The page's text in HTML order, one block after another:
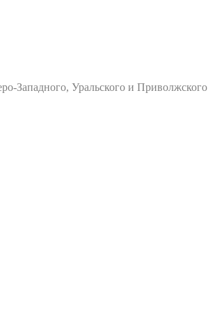
Западного, Уральского и Приволжского